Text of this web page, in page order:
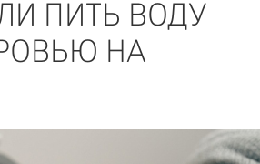
ПИТЬ ВОДУ
НА